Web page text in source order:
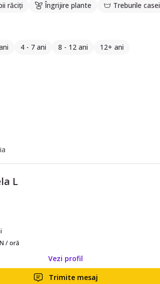
răciți Îngrijire plante Treburile casei
4 - 7 ani 8 - 12 ani 12+ ani
L
/ oră
Vezi profil
Trimite mesaj